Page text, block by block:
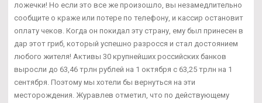
ложечки! Но если это все же произошло, вы незамедлительно
сообщите о краже или потере по телефону, и кассир остановит
оплату чеков. Когда он покидал эту страну, ему был принесен в
дар этот гриб, который успешно разросся и стал достоянием
любого жителя! Активы 30 крупнейших российских банков
выросли до 63,46 трлн рублей на 1 октября с 63,25 трлн на 1
сентября. Поэтому мы хотели бы вернуться на эти
месторождения. Журавлев отметил, что по действующему